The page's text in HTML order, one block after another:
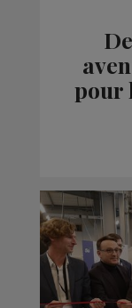
pour